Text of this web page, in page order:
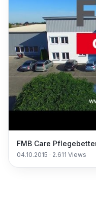
04.10.2015 · 2.611 Views